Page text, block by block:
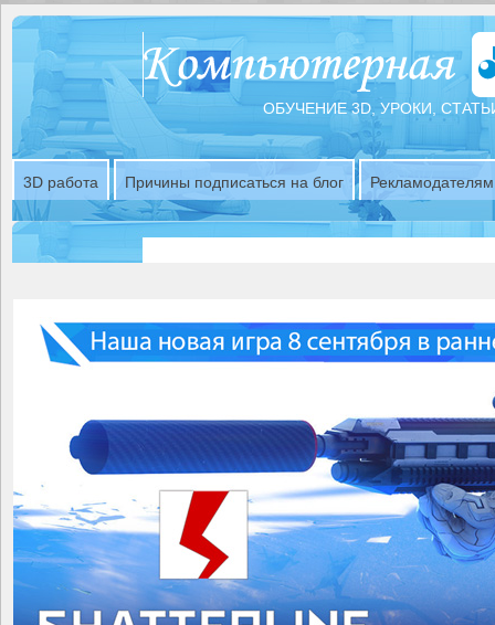
ОБУЧЕНИЕ 3D, УРОКИ,
3D работа Причины подписаться на блог Рекламодателям